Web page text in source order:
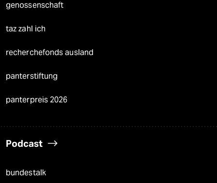
genossenschaft
taz zahl ich
recherchefonds ausland
panterstiftung
panterpreis 2026
Podcast
bundestalk